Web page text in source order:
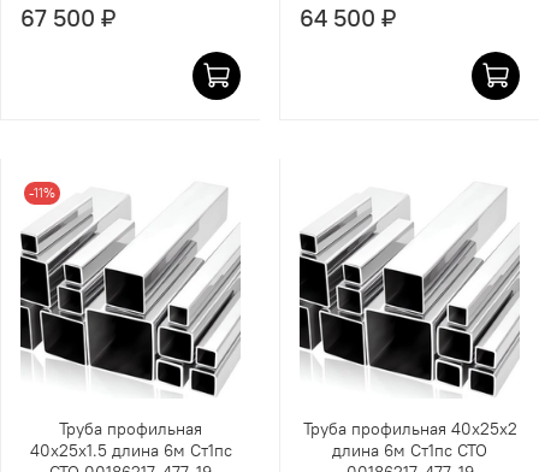
67 500 ₽ 64 500 ₽
-11%
Труба профильная
40х25х1.5 длина 6м Ст1пс
Труба профильная 40х25х2
длина 6м Ст1пс СТО